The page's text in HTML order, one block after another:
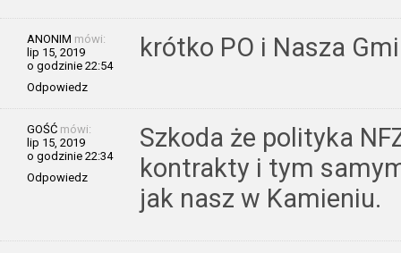
ANONIM mówi:
lip 15, 2019
o godzinie 22:54
Odpowiedz
krótko PO i Nasza
GOŚĆ mówi:
lip 15, 2019
o godzinie 22:34
Odpowiedz
Szkoda że polityka
kontrakty i tym
jak nasz w Kamieniu.